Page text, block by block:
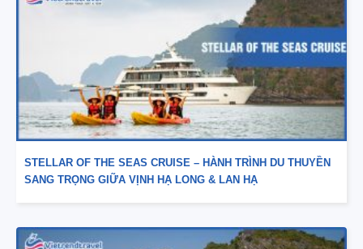
STELLAR OF THE SEAS CRUISE – HÀNH TRÌNH DU THUYỀN
SANG TRỌNG GIỮA VỊNH HẠ LONG & LAN HẠ